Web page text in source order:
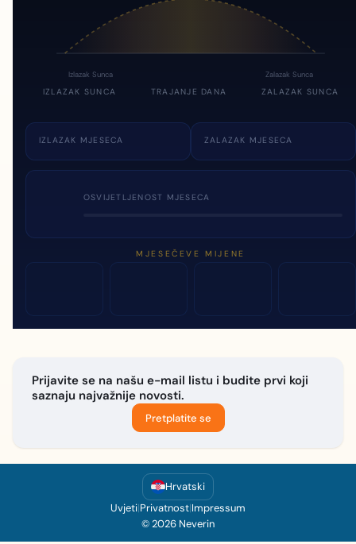
Izlazak Sunca Zalazak Sunca
IZLAZAK SUNCA TRAJANJE DANA ZALAZAK SUNCA
IZLAZAK MJESECA ZALAZAK MJESECA
OSVIJETLJENOST MJESECA
MJESEČEVE MIJENE
Prijavite se na našu e-mail listu i budite prvi koji
saznaju najvažnije novosti.
Pretplatite se
Hrvatski
Uvjeti|Privatnost|Impressum
© 2026 Neverin